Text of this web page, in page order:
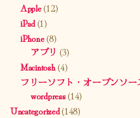
Apple(12)
iPad(1)
iPhone(8)
アプリ (3)
Macintosh(4)
フリーソフト・オープンソー
wordpress(14)
Uncategorized(148)